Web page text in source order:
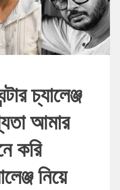
চ্যালেঞ্জ
আমার
করি
নিয়ে